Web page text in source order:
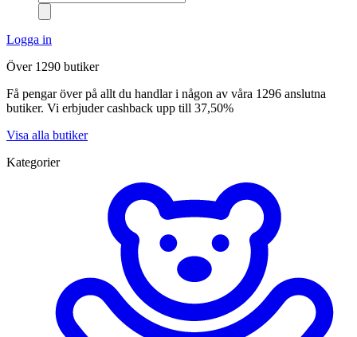
Logga in
Över 1290 butiker
Få pengar över på allt du handlar i någon av våra 1296 anslutna
butiker. Vi erbjuder cashback upp till 37,50%
Visa alla butiker
Kategorier